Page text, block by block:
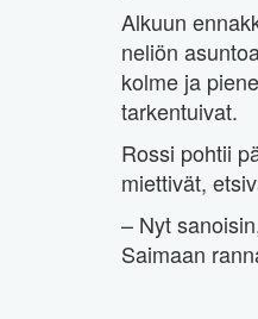
Alkuun
neliön
kolme ja
tarkentuivat.
Rossi pohtii
miettivät,
– Nyt
Saimaan